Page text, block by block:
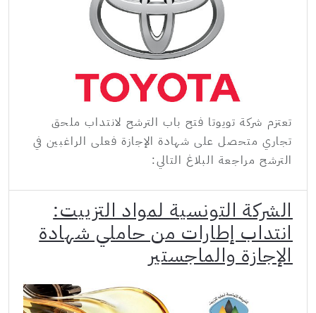
تعتزم شركة تويوتا فتح باب الترشح لانتداب ملحق
تجاري متحصل على شهادة الإجازة فعلى الراغبين في
الترشح مراجعة البلاغ التالي:
الشركة التونسية لمواد التزييت:
انتداب إطارات من حاملي شهادة
الإجازة والماجستير